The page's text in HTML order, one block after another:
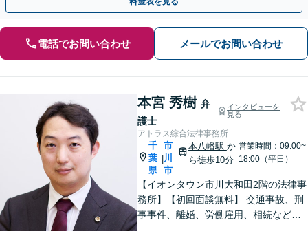
電話でお問い合わせ メールでお問い合わせ
本宮 秀樹 弁
護士
インタビューを
見る
アトラス綜合法律事務所
千
葉
県
|
市
川
市
本八幡駅 か
ら徒歩10分
営業時間：09:00~
18:00（平日）
【イオンタウン市川大和田2階の法律事
務所】【初回面談無料】 交通事故、刑
事事件、離婚、労働雇用、相続などの